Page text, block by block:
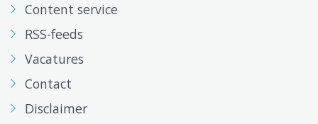
Content service
RSS-feeds
Vacatures
Contact
Disclaimer